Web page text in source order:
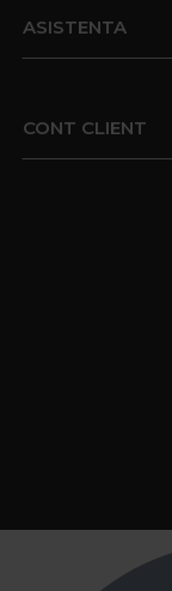
ASISTENTA
CONT CLIENT